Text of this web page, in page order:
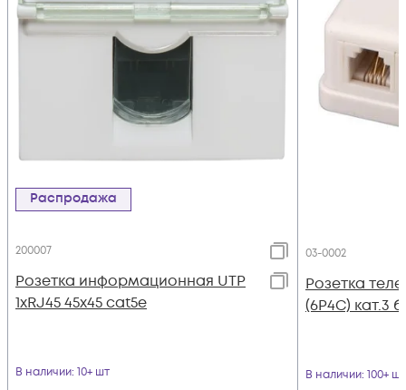
Распродажа
200007
Розетка информационная UTP
1хRJ45 45х45 cat5е
В наличии: 10+ шт
03-0002
Розетка
(6P4C) кат.3
В наличии: 100+ шт